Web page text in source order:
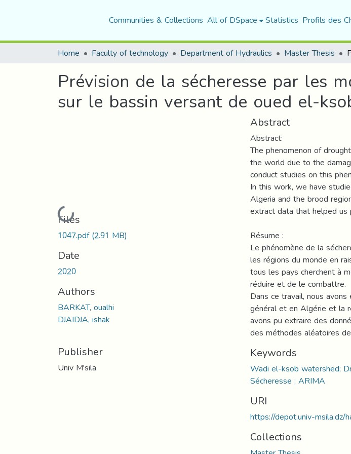
Communities & Collections All of DSpace Statistics Profils des
Home Faculty of technology Department of Hydraulics Master Thesis
Prévision de la sécheresse par les
sur le bassin versant de oued el-
Loading...
Files
1047.pdf(2.91 MB)
Date
2020
Authors
BARKAT, oualhi
DJAIDJA, ishak
Publisher
Univ M'sila
Abstract
Abstract:
The phenomenon of
the world due to the
conduct studies on this
In this work, we have
Algeria and the brood
extract data that helped
Résume :
Le phénomène de la
les régions du monde en
tous les pays cherchent à
réduire et de le combattre.
Dans ce travail, nous
général et en Algérie et la
avons pu extraire des
des méthodes aléatoires
Keywords
Wadi el-ksob watershed;
Sécheresse ; ARIMA
URI
https://depot.univ-
Collections